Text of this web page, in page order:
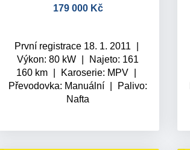
179 000 Kč
První registrace 18. 1. 2011
Výkon: 80 kW
Najeto: 161
160 km
Karoserie: MPV
Převodovka: Manuální
Palivo:
Nafta